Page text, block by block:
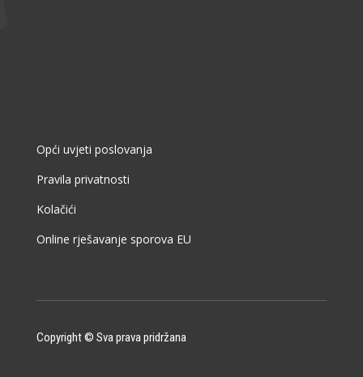
Opći uvjeti poslovanja
Pravila privatnosti
Kolačići
Online rješavanje sporova EU
Copyright © Sva prava pridržana